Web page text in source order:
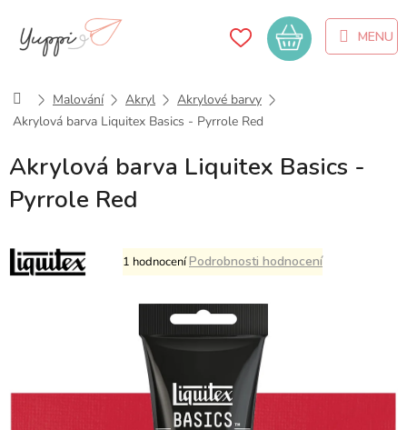
obsah
Nákupní
košík
DomůMalování Akryl
Akrylové barvy
Akrylová barva Liquitex Basics - Pyrrole Red
Akrylová barva Liquitex Basics -
Pyrrole Red
Průměrné
hodnocení
hvězdiček.
1 hodnoceníPodrobnosti hodnocení